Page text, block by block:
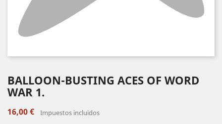
BALLOON-BUSTING ACES OF WORD
WAR 1.
16,00 € Impuestos incluidos